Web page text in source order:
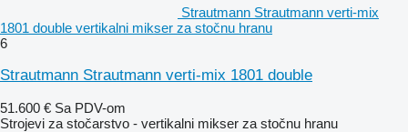
Strautmann Strautmann verti-mix
1801 double vertikalni mikser za stočnu hranu
6
Strautmann Strautmann verti-mix 1801 double
51.600 € Sa PDV-om
Strojevi za stočarstvo - vertikalni mikser za stočnu hranu